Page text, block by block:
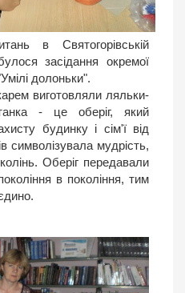
в Святогорівській
засідання окремої
долоньки".
виготовляли ляльки-
- це оберіг, який
будинку і сім'ї від
символізувала мудрість,
Оберіг передавали
в покоління, тим